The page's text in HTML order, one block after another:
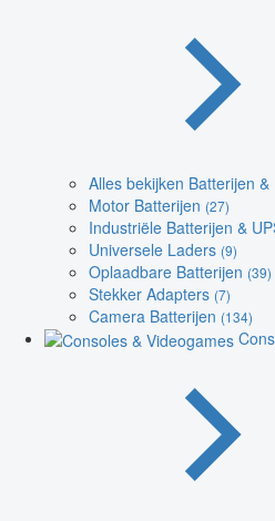
Alles bekijken Batterijen &
Motor Batterijen (27)
Industriële Batterijen &
Universele Laders (9)
Oplaadbare Batterijen (39)
Stekker Adapters (7)
Camera Batterijen (134)